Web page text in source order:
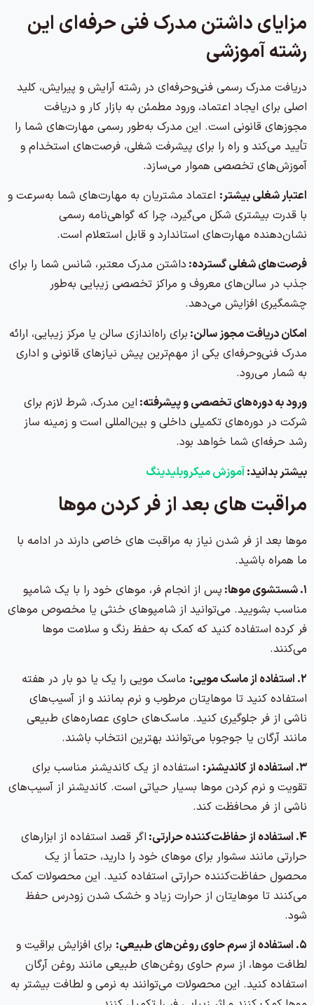
مزایای داشتن مدرک فنی حرفه‌ای این
رشته آموزشی
دریافت مدرک رسمی فنی‌وحرفه‌ای در رشته آرایش و پیرایش، کلید
اصلی برای ایجاد اعتماد، ورود مطمئن به بازار کار و دریافت
مجوزهای قانونی است. این مدرک به‌طور رسمی مهارت‌های شما را
تأیید می‌کند و راه را برای پیشرفت شغلی، فرصت‌های استخدام و
آموزش‌های تخصصی هموار می‌سازد.
اعتبار شغلی بیشتر: اعتماد مشتریان به مهارت‌های شما به‌سرعت و
با قدرت بیشتری شکل می‌گیرد، چرا که گواهی‌نامه رسمی
نشان‌دهنده مهارت‌های استاندارد و قابل استعلام است.
فرصت‌های شغلی گسترده: داشتن مدرک معتبر، شانس شما را برای
جذب در سالن‌های معروف و مراکز تخصصی زیبایی به‌طور
چشمگیری افزایش می‌دهد.
امکان دریافت مجوز سالن: برای راه‌اندازی سالن یا مرکز زیبایی، ارائه
مدرک فنی‌وحرفه‌ای یکی از مهم‌ترین پیش‌ نیازهای قانونی و اداری
به شمار می‌رود.
ورود به دوره‌های تخصصی و پیشرفته: این مدرک، شرط لازم برای
شرکت در دوره‌های تکمیلی داخلی و بین‌المللی است و زمینه‌ ساز
رشد حرفه‌ای شما خواهد بود.
بیشتر بدانید:آموزش میکروبلیدینگ
مراقبت های بعد از فر کردن موها
موها بعد از فر شدن نیاز به مراقبت های خاصی دارند در ادامه با
ما همراه باشید.
۱. شستشوی موها:
پس از انجام فر، موهای خود را با یک شامپو
مناسب بشویید. می‌توانید از شامپوهای خنثی یا مخصوص موهای
فر کرده استفاده کنید که کمک به حفظ رنگ و سلامت موها
می‌کنند.
۲. استفاده از ماسک مویی:
ماسک مویی را یک یا دو بار در هفته
استفاده کنید تا موهایتان مرطوب و نرم بمانند و از آسیب‌های
ناشی از فر جلوگیری کنید. ماسک‌های حاوی عصاره‌های طبیعی
مانند آرگان یا جوجوبا می‌توانند بهترین انتخاب باشند.
۳. استفاده از کاندیشنر:
استفاده از یک کاندیشنر مناسب برای
تقویت و نرم کردن موها بسیار حیاتی است. کاندیشنر از آسیب‌های
ناشی از فر محافظت کند.
۴. استفاده از حفاظت‌کننده حرارتی:
اگر قصد استفاده از ابزارهای
حرارتی مانند سشوار برای موهای خود را دارید، حتماً از یک
محصول حفاظت‌کننده حرارتی استفاده کنید. این محصولات کمک
می‌کنند تا موهایتان از حرارت زیاد و خشک شدن زودرس حفظ
شود.
۵. استفاده از سرم حاوی روغن‌های طبیعی:
برای افزایش براقیت و
لطافت موها، از سرم حاوی روغن‌های طبیعی مانند روغن آرگان
استفاده کنید. این محصولات می‌توانند به نرمی و لطافت بیشتر به